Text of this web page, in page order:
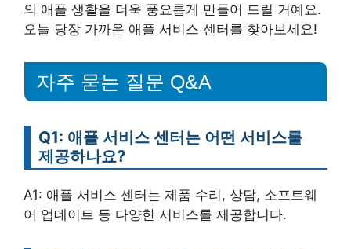
의 애플 생활을 더욱 풍요롭게 만들어 드릴 거예요.
오늘 당장 가까운 애플 서비스 센터를 찾아보세요!
자주 묻는 질문 Q&A
Q1: 애플 서비스 센터는 어떤 서비스를
제공하나요?
A1: 애플 서비스 센터는 제품 수리, 상담, 소프트웨
어 업데이트 등 다양한 서비스를 제공합니다.